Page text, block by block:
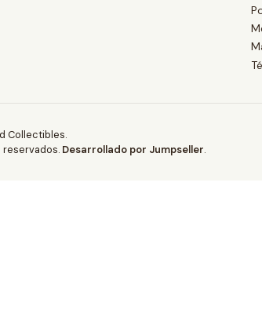
Collectibles.
Desarrollado por Jumpseller.